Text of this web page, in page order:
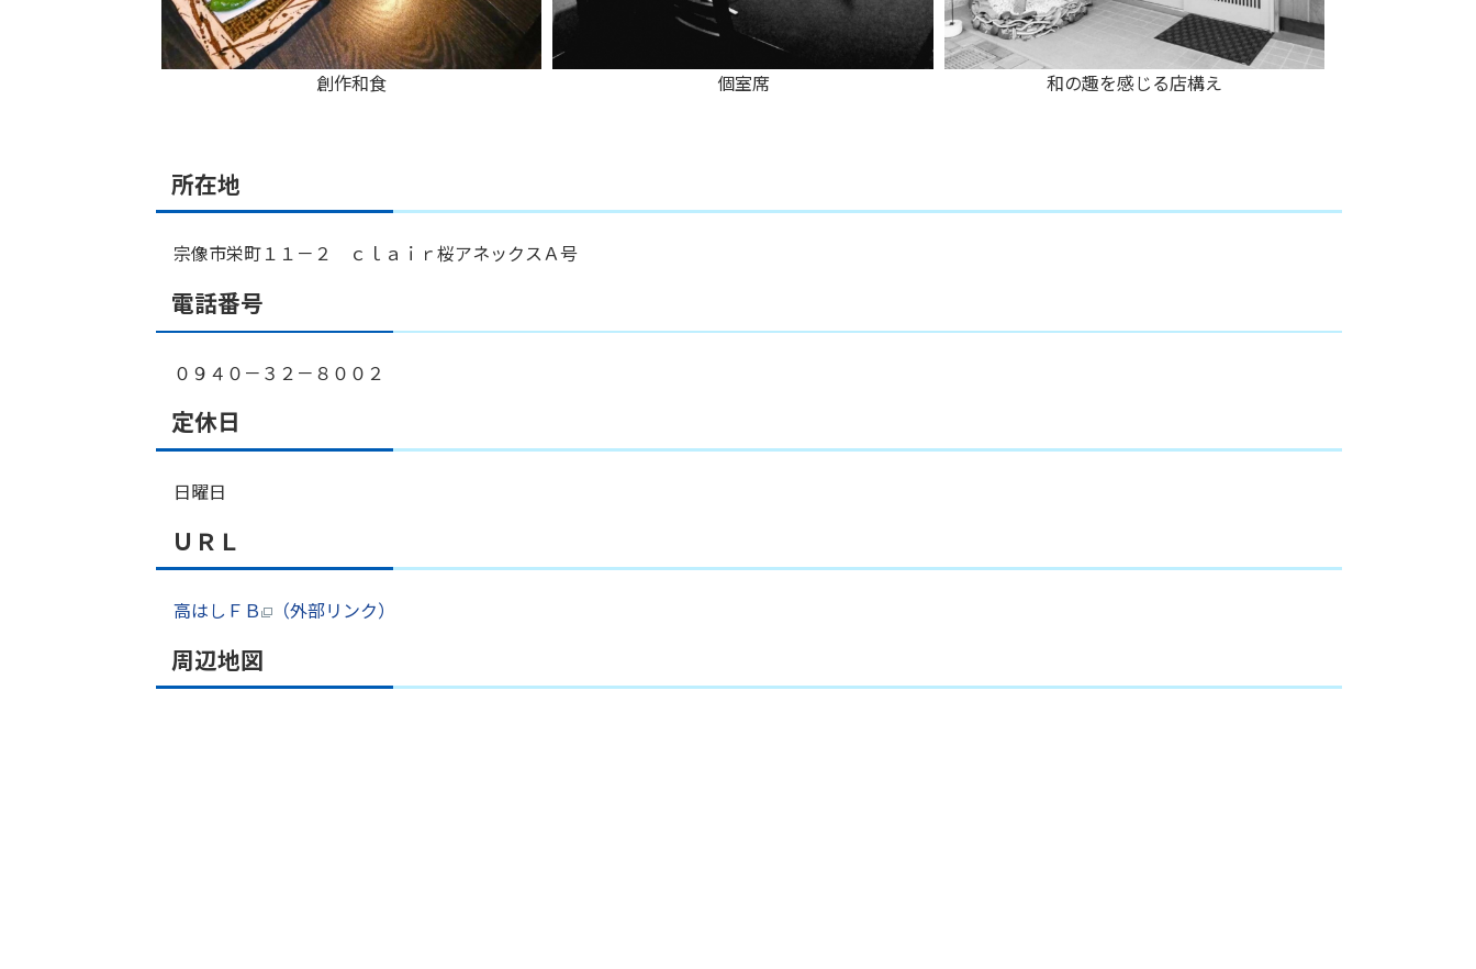
創作和食 個室席 和の趣を感じる店構え
所在地
宗像市栄町１１－２ ｃｌａｉｒ桜アネックスＡ号
電話番号
０９４０－３２－８００２
定休日
日曜日
ＵＲＬ
高はしＦＢ （外部リンク）
周辺地図